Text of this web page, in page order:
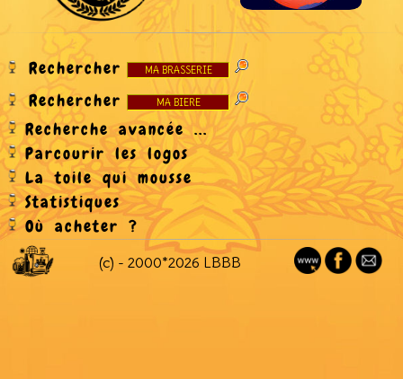
Rechercher
Rechercher
Recherche avancée ...
Parcourir les logos
La toile qui mousse
Statistiques
Où acheter ?
(c) - 2000*2026 LBBB